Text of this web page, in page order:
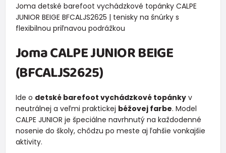
Joma detské barefoot vychádzkové topánky CALPE
JUNIOR BEIGE BFCALJS2625 | tenisky na šnúrky s
flexibilnou priľnavou podrážkou
Joma CALPE JUNIOR BEIGE
(BFCALJS2625)
Ide o detské barefoot vychádzkové topánkyv
neutrálnej a veľmi praktickej béžovej farbe. Model
CALPE JUNIOR je špeciálne navrhnutý na každodenné
nosenie do školy, chôdzu po meste aj ľahšie vonkajšie
aktivity.